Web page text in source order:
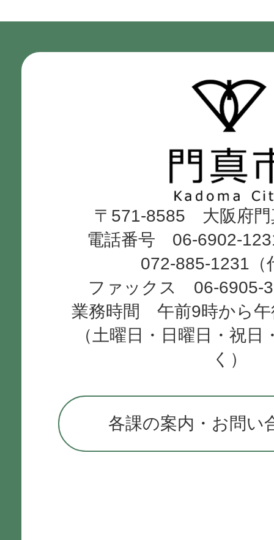
市
Kadoma
City
〒571-8585 大阪府門
電話番号 06-6902-
072-885-1231（
ファックス 06-6905-
業務時間 午前9時から午
（土曜日・日曜日・祝日
く）
各課の案内・お問い